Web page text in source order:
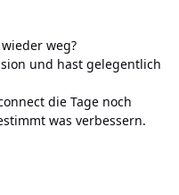
weg?
und hast gelegentlich
die Tage noch
was verbessern.